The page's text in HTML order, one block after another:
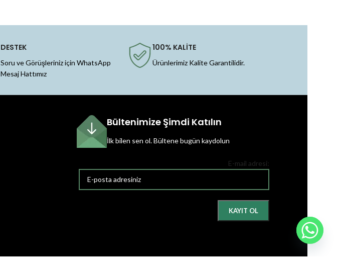
DESTEK
Soru ve Görüşleriniz için WhatsApp
Mesaj Hattımız
100% KALİTE
Ürünlerimiz Kalite Garantilidir.
Bültenimize Şimdi Katılın
İlk bilen sen ol.Bültene bugün kaydolun
E-mail adresi: